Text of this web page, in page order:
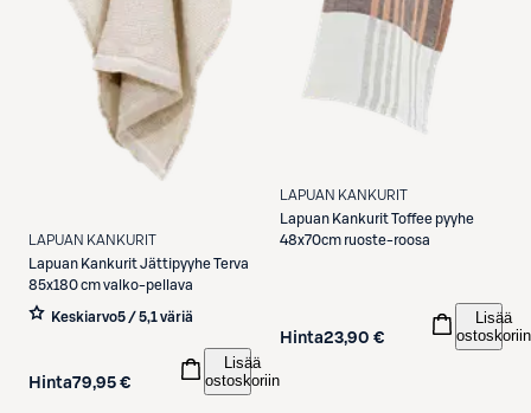
LAPUAN KANKURIT
Lapuan KankuritJättipyyhe Terva
85x180 cm valko-pellava
Keskiarvo5 / 5,1 väriä
Hinta79,95 €
Lisää
ostoskoriin
LAPUAN KANKURIT
Lapuan KankuritToffee pyyhe
48x70cm ruoste-roosa
Hinta23,90 €
Lisää
ostoskoriin